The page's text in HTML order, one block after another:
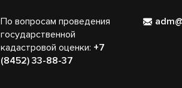
По вопросам проведения
государственной
кадастровой оценки: +7
(8452) 33-88-37